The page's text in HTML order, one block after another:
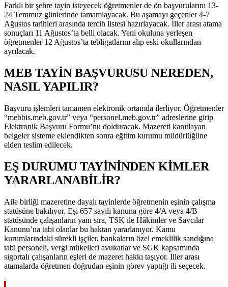
Farklı bir şehre tayin isteyecek öğretmenler de ön başvurularını 13-
24 Temmuz günlerinde tamamlayacak. Bu aşamayı geçenler 4-7
Ağustos tarihleri arasında tercih listesi hazırlayacak. İller arası atama
sonuçları 11 Ağustos’ta belli olacak. Yeni okuluna yerleşen
öğretmenler 12 Ağustos’ta tebligatlarını alıp eski okullarından
ayrılacak.
MEB TAYİN BAŞVURUSU NEREDEN,
NASIL YAPILIR?
Başvuru işlemleri tamamen elektronik ortamda ilerliyor. Öğretmenler
“mebbis.meb.gov.tr” veya “personel.meb.gov.tr” adreslerine girip
Elektronik Başvuru Formu’nu dolduracak. Mazereti kanıtlayan
belgeler sisteme eklendikten sonra eğitim kurumu müdürlüğüne
elden teslim edilecek.
EŞ DURUMU TAYİNİNDEN KİMLER
YARARLANABİLİR?
Aile birliği mazeretine dayalı tayinlerde öğretmenin eşinin çalışma
statüsüne bakılıyor. Eşi 657 sayılı kanuna göre 4/A veya 4/B
statüsünde çalışanların yanı sıra, TSK ile Hâkimler ve Savcılar
Kanunu’na tabi olanlar bu haktan yararlanıyor. Kamu
kurumlarındaki sürekli işçiler, bankaların özel emeklilik sandığına
tabi personeli, vergi mükellefi avukatlar ve SGK kapsamında
sigortalı çalışanların eşleri de mazeret hakkı taşıyor. İller arası
atamalarda öğretmen doğrudan eşinin görev yaptığı ili seçecek.